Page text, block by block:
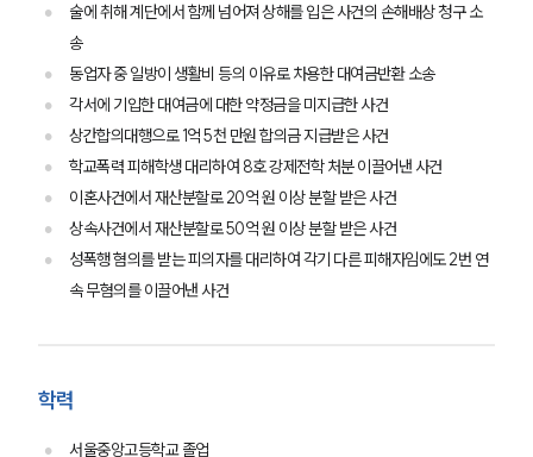
그룹소개
대륜의 강점
오시는 길
글로벌 파트너 로펌
고객의 소리
통합검색
AI대륜
업무사례
술에 취해 계단에서 함께 넘어져 상해를 입은 사건의 손해배상 청구 소
송
동업자 중 일방이 생활비 등의 이유로 차용한 대여금반환 소송
각서에 기입한 대여금에 대한 약정금을 미지급한 사건
상간합의대행으로 1억 5천 만원 합의금 지급받은 사건
학교폭력 피해학생 대리하여 8호 강제전학 처분 이끌어낸 사건
이혼사건에서 재산분할로 20억 원 이상 분할 받은 사건
상속사건에서 재산분할로 50억 원 이상 분할 받은 사건
성폭행 혐의를 받는 피의자를 대리하여 각기 다른 피해자임에도 2번 연
속 무혐의를 이끌어낸 사건
학력
서울중앙고등학교 졸업